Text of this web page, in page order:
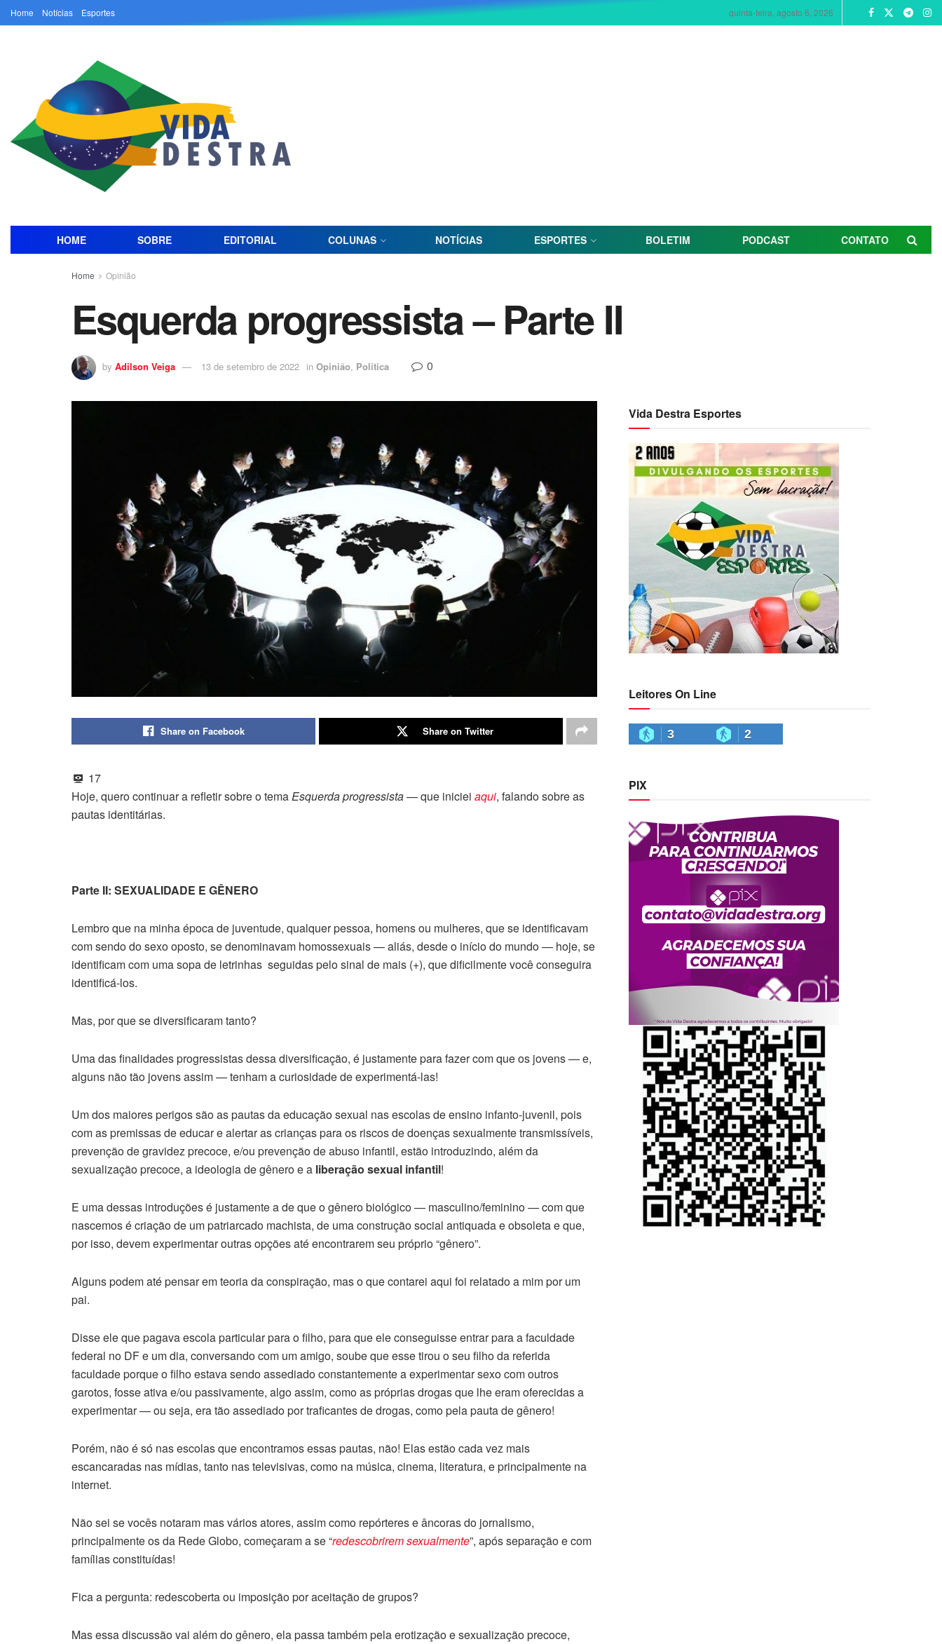
Home Notícias Esportes quinta-feira, agosto 6, 2026
HOME SOBRE EDITORIAL COLUNAS NOTÍCIAS ESPORTES BOLETIM PODCAST CONTATO
Home Opinião
Esquerda progressista – Parte II
by Adilson Veiga 13 de setembro de 2022 in Opinião, Política 0
Share on Facebook Share on Twitter
17
Hoje, quero continuar a refletir sobre o temaEsquerda progressista— que iniciei aqui, falando sobre as
pautas identitárias.
Parte II: SEXUALIDADE E GÊNERO
Lembro que na minha época de juventude, qualquer pessoa, homens ou mulheres, que se identificavam
com sendo do sexo oposto, se denominavam homossexuais — aliás, desde o início do mundo — hoje, se
identificam com uma sopa de letrinhas seguidas pelo sinal de mais (+), que dificilmente você conseguira
identificá-los.
Mas, por que se diversificaram tanto?
Uma das finalidades progressistas dessa diversificação, é justamente para fazer com que os jovens — e,
alguns não tão jovens assim — tenham a curiosidade de experimentá-las!
Um dos maiores perigos são as pautas da educação sexual nas escolas de ensino infanto-juvenil, pois
com as premissas de educar e alertar as crianças para os riscos de doenças sexualmente transmissíveis,
prevenção de gravidez precoce, e/ou prevenção de abuso infantil, estão introduzindo, além da
sexualização precoce, a ideologia de gênero e a liberação sexual infantil!
E uma dessas introduções é justamente a de que o gênero biológico — masculino/feminino — com que
nascemos é criação de um patriarcado machista, de uma construção social antiquada e obsoleta e que,
por isso, devem experimentar outras opções até encontrarem seu próprio “gênero”.
Alguns podem até pensar em teoria da conspiração, mas o que contarei aqui foi relatado a mim por um
pai.
Disse ele que pagava escola particular para o filho, para que ele conseguisse entrar para a faculdade
federal no DF e um dia, conversando com um amigo, soube que esse tirou o seu filho da referida
faculdade porque o filho estava sendo assediado constantemente a experimentar sexo com outros
garotos, fosse ativa e/ou passivamente, algo assim, como as próprias drogas que lhe eram oferecidas a
experimentar — ou seja, era tão assediado por traficantes de drogas, como pela pauta de gênero!
Porém, não é só nas escolas que encontramos essas pautas, não! Elas estão cada vez mais
escancaradas nas mídias, tanto nas televisivas, como na música, cinema, literatura, e principalmente na
internet.
Não sei se vocês notaram mas vários atores, assim como repórteres e âncoras do jornalismo,
principalmente os da Rede Globo, começaram a se “redescobrirem sexualmente”, após separação e com
famílias constituídas!
Fica a pergunta: redescoberta ou imposição por aceitação de grupos?
Mas essa discussão vai além do gênero, ela passa também pela erotização e sexualização precoce,
Vida Destra Esportes
Leitores On Line
3 2
PIX